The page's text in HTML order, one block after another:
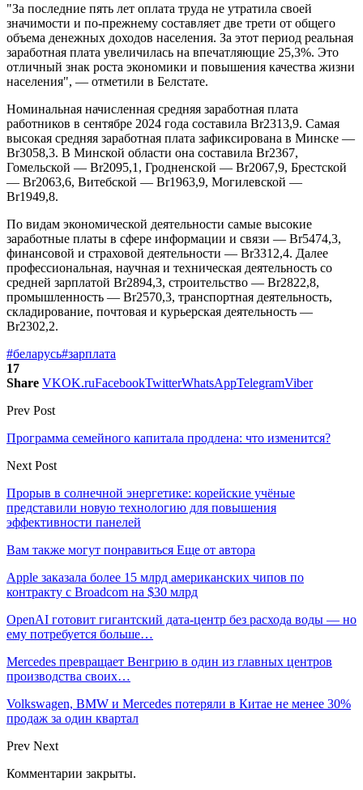
"За последние пять лет оплата труда не утратила своей
значимости и по-прежнему составляет две трети от общего
объема денежных доходов населения. За этот период реальная
заработная плата увеличилась на впечатляющие 25,3%. Это
отличный знак роста экономики и повышения качества жизни
населения", — отметили в Белстате.
Номинальная начисленная средняя заработная плата
работников в сентябре 2024 года составила Br2313,9. Самая
высокая средняя заработная плата зафиксирована в Минске —
Br3058,3. В Минской области она составила Br2367,
Гомельской — Br2095,1, Гродненской — Br2067,9, Брестской
— Br2063,6, Витебской — Br1963,9, Могилевской —
Br1949,8.
По видам экономической деятельности самые высокие
заработные платы в сфере информации и связи — Br5474,3,
финансовой и страховой деятельности — Br3312,4. Далее
профессиональная, научная и техническая деятельность со
средней зарплатой Br2894,3, строительство — Br2822,8,
промышленность — Br2570,3, транспортная деятельность,
складирование, почтовая и курьерская деятельность —
Br2302,2.
#беларусь#зарплата
17
Share VKOK.ruFacebookTwitterWhatsAppTelegramViber
Prev Post
Программа семейного капитала продлена: что изменится?
Next Post
Прорыв в солнечной энергетике: корейские учёные
представили новую технологию для повышения
эффективности панелей
Вам также могут понравиться Еще от автора
Apple заказала более 15 млрд американских чипов по
контракту с Broadcom на $30 млрд
OpenAI готовит гигантский дата-центр без расхода воды — но
ему потребуется больше…
Mercedes превращает Венгрию в один из главных центров
производства своих…
Volkswagen, BMW и Mercedes потеряли в Китае не менее 30%
продаж за один квартал
Prev Next
Комментарии закрыты.